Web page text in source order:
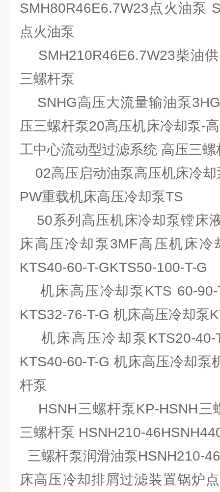
SMH80R46E6.7W23点火油泵
点火油泵
SMH210R46E6.7W23柴油
三螺杆泵
SNHG高压大流量输油泵
压三螺杆泵20高压机床冷却泵-
工中心流动型过滤系统 高压三
02高压启动油泵高压机床冷却
PW重载机床高压冷却泵TS
50系列高压机床冷却泵镗床
床高压冷却泵3MF高压机床
KTS40-60-T-GKTS50-100-T-G
机床高压冷却泵KTS 60-90-
KTS32-76-T-G 机床高压冷却泵
机床高压冷却泵KTS20-40-
KTS40-60-T-G 机床高压冷却泵
杆泵
HSNH三螺杆泵KP-HSNH三
三螺杆泵 HSNH210-
三螺杆泵润滑油泵HSNH210-
床高压冷却排屑过滤装置锅炉